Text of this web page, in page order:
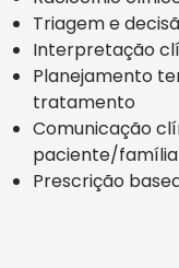
Triagem e
Interpretação
Planejamento
tratamento
Comunicação
paciente/família
Prescrição